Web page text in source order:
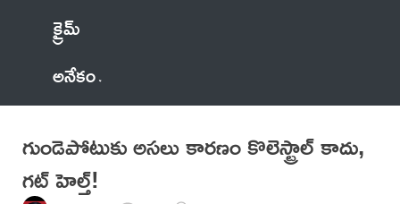
క్రైమ్
అనేకం
గుండెపోటుకు అసలు కారణం కొలెస్ట్రాల్ కాదు,
గట్ హెల్త్!